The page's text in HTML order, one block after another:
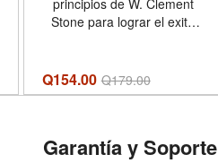
principios de W. Clement
Stone para lograr el exito
Q154.00 Q179.00
Garantía y Soporte